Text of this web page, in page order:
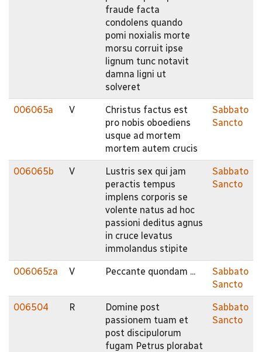
fraude facta
condolens quando
pomi noxialis morte
morsu corruit ipse
lignum tunc notavit
damna ligni ut
solveret
006065a V
Christus factus est
pro nobis oboediens
usque ad mortem
mortem autem crucis
Sabbato
Sancto
006065b V
Lustris sex qui jam
peractis tempus
implens corporis se
volente natus ad hoc
passioni deditus agnus
in cruce levatus
immolandus stipite
Sabbato
Sancto
006065za V Peccante quondam ...
Sabbato
Sancto
006504 R
Domine post
passionem tuam et
post discipulorum
fugam Petrus plorabat
Sabbato
Sancto